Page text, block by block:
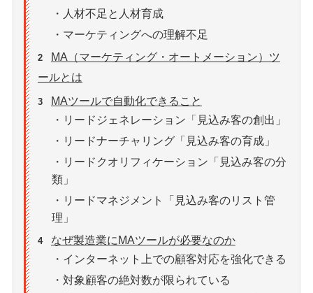
・人材不足と人材育成
・マーケティングへの理解不足
2
MA（マーケティング・オートメーション）ツ
ールとは
3
MAツールで自動化できること
・リードジェネレーション「見込み客の創出」
・リードナーチャリング「見込み客の育成」
・リードクオリフィケーション「見込み客の分
類」
・リードマネジメント「見込み客のリスト管
理」
4
なぜ製造業にMAツールが必要なのか
・インターネット上での顧客対応を強化できる
・対象顧客の絶対数が限られている